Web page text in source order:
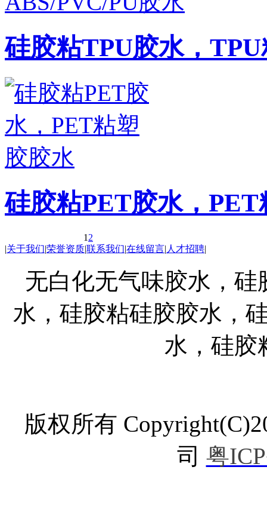
硅胶粘TPU胶水，
硅胶粘PET胶水，PET
1 2
|关于我们|荣誉资质|联系我们|在线留言| 人才招聘|
无白化无气味胶水，
水，硅胶粘硅胶胶水，
水，硅胶
版权所有
司 粤